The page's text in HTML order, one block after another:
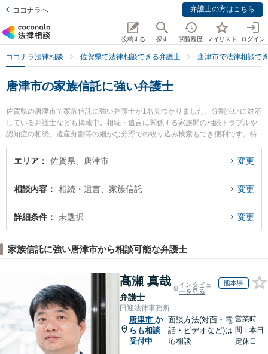
ココナラへ 弁護士の方はこちら
投稿する 探す 閲覧履歴 マイリスト ログイン
ココナラ法律相談 佐賀県で法律相談できる弁護士 唐津市で法律相談で
唐津市の家族信託に強い弁護士
佐賀県の唐津市で家族信託に強い弁護士が1名見つかりました。分割払いに対応
している弁護士なども掲載中。相続・遺言に関係する家族間の相続トラブルや
認知症の相続、遺産分割等の細かな分野での絞り込み検索もでき便利です。特
に松尾・川島法律事務所の永江 竜之介弁護士のプロフィール情報や弁護士費
用、強みなどが注目されています。『唐津市で土日や夜間に発生した家族信託
のトラブルを今すぐに弁護士に相談したい』『家族信託のトラブル解決の実績
る唐津市内の弁護士に相談予約したい』などでお困りの相談者さんにおすすめ
です。
エリア 佐賀県、唐津市 変更
相談内容 相続・遺言、家族信託 変更
詳細条件 未選択 変更
家族信託に強い唐津市から相談可能な弁護士
髙瀬 真哉
弁護士
インタビュ
ーを見る
熊本県
田迎法律事務所
唐津市 か
らも相談
受付中
面談方法(対面・電
話・ビデオなど)は
応相談
営業時
間：本日
定休日